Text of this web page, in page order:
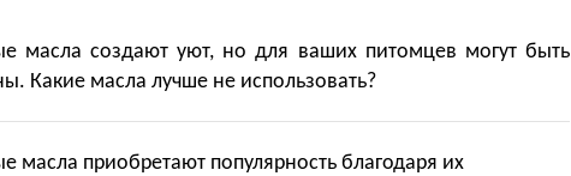
масла создают уют, но для ваших питомцев могут быть
Какие масла лучше не использовать?
масла приобретают популярность благодаря их